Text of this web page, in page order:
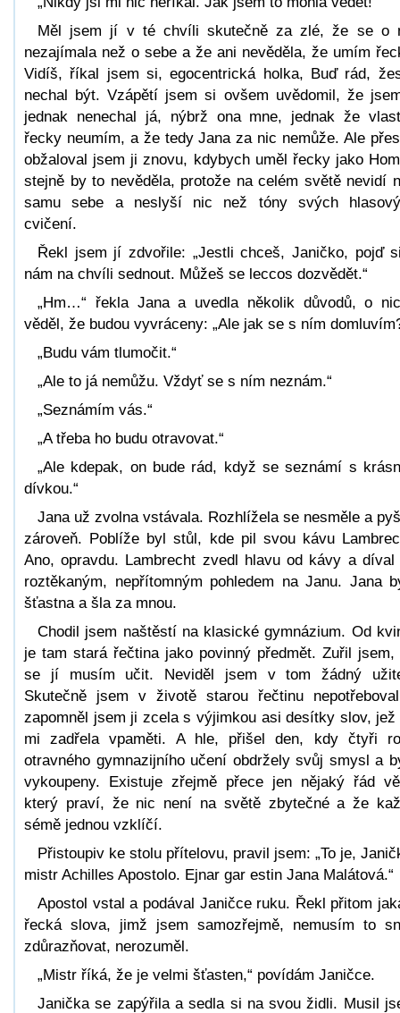
Měl jsem jí v té chvíli skutečně za zlé, že se o
nezajímala než o sebe a že ani nevěděla, že umím
Vidíš, říkal jsem si, egocentrická holka, Buď rád,
nechal být. Vzápětí jsem si ovšem uvědomil, že
jednak nenechal já, nýbrž ona mne, jednak že
řecky neumím, a že tedy Jana za nic nemůže. Ale
obžaloval jsem ji znovu, kdybych uměl řecky jako
stejně by to nevěděla, protože na celém světě nevidí
samu sebe a neslyší nic než tóny svých
cvičení.
Řekl jsem jí zdvořile: „Jestli chceš, Janičko, pojď
nám na chvíli sednout. Můžeš se leccos dozvědět.“
„Hm…“ řekla Jana a uvedla několik důvodů, o
věděl, že budou vyvráceny: „Ale jak se s ním
„Budu vám tlumočit.“
„Ale to já nemůžu. Vždyť se s ním neznám.“
„Seznámím vás.“
„A třeba ho budu otravovat.“
„Ale kdepak, on bude rád, když se seznámí s
dívkou.“
Jana už zvolna vstávala. Rozhlížela se nesměle a
zároveň. Poblíže byl stůl, kde pil svou kávu
Ano, opravdu. Lambrecht zvedl hlavu od kávy a díval
roztěkaným, nepřítomným pohledem na Janu. Jana
šťastna a šla za mnou.
Chodil jsem naštěstí na klasické gymnázium. Od
je tam stará řečtina jako povinný předmět. Zuřil jsem,
se jí musím učit. Neviděl jsem v tom žádný
Skutečně jsem v životě starou řečtinu
zapomněl jsem ji zcela s výjimkou asi desítky slov, jež
mi zadřela vpaměti. A hle, přišel den, kdy čtyři
otravného gymnazijního učení obdržely svůj smysl a
vykoupeny. Existuje zřejmě přece jen nějaký řád
který praví, že nic není na světě zbytečné a že
sémě jednou vzklíčí.
Přistoupiv ke stolu přítelovu, pravil jsem: „To je,
mistr Achilles Apostolo. Ejnar gar estin Jana Malátová.“
Apostol vstal a podával Janičce ruku. Řekl přitom
řecká slova, jimž jsem samozřejmě, nemusím to
zdůrazňovat, nerozuměl.
„Mistr říká, že je velmi šťasten,“ povídám Janičce.
Janička se zapýřila a sedla si na svou židli. Musil